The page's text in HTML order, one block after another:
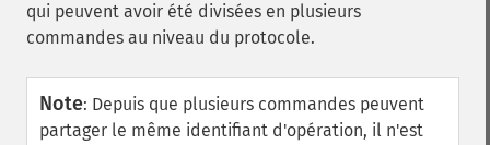
qui peuvent avoir été divisées en plusieurs
commandes au niveau du protocole.
Note: Depuis que plusieurs commandes peuvent
partager le même identifiant d'opération, il n'est